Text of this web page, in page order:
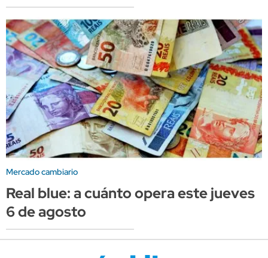
Mercado cambiario
Real blue: a cuánto opera este jueves
6 de agosto